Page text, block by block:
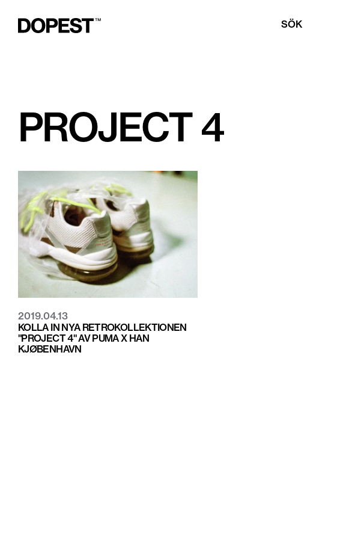
SÖK
PROJECT 4
2019.04.13
KOLLA IN NYA RETROKOLLEKTIONEN
"PROJECT 4" AV PUMA X HAN
KJØBENHAVN